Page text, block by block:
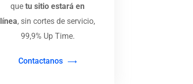
que tu sitio estará en
línea, sin cortes de servicio,
99,9% Up Time.
Contactanos